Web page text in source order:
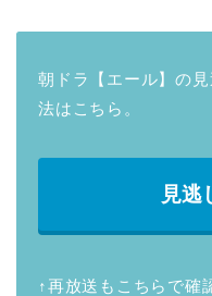
朝ドラ【エール】の
法はこちら。
見逃
↑再放送もこちらで確